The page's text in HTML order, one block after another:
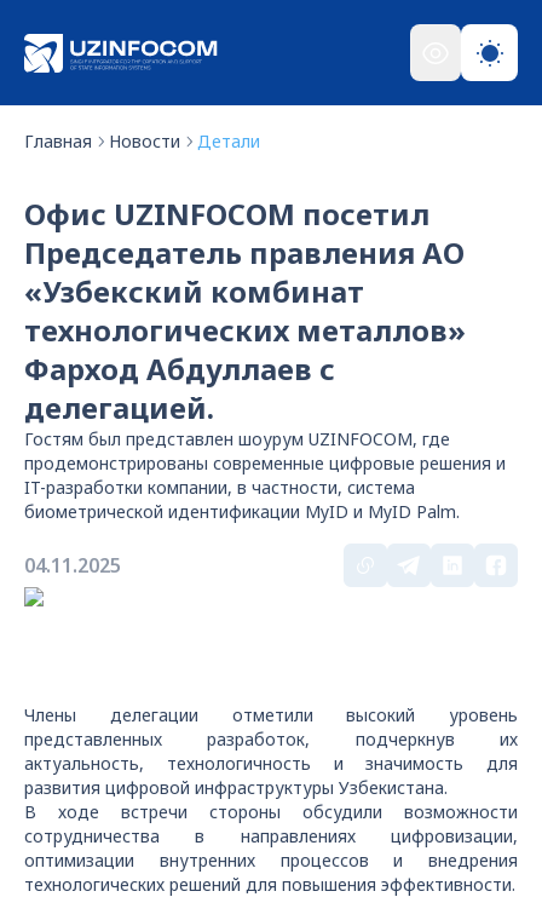
Главная Новости Детали
Офис UZINFOCOM посетил
Председатель правления АО
«Узбекский комбинат
технологических металлов»
Фарход Абдуллаев с
делегацией.
Гостям был представлен шоурум UZINFOCOM, где
продемонстрированы современные цифровые решения и
IT-разработки компании, в частности, система
биометрической идентификации MyID и MyID Palm.
04.11.2025
Члены делегации отметили высокий уровень
представленных разработок, подчеркнув их
актуальность, технологичность и значимость для
развития цифровой инфраструктуры Узбекистана.
В ходе встречи стороны обсудили возможности
сотрудничества в направлениях цифровизации,
оптимизации внутренних процессов и внедрения
технологических решений для повышения эффективности.